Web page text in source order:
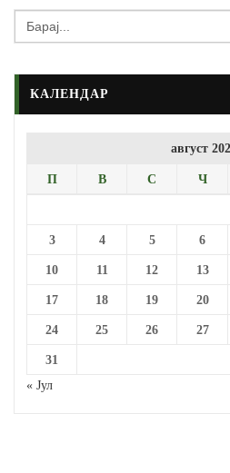
Search
for:
КАЛЕНДАР
август
П В С Ч
3 4 5 6
10 11 12 13
17 18 19 20
24 25 26 27
31
« Јул